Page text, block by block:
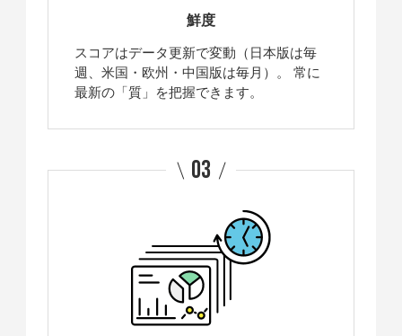
鮮度
スコアはデータ更新で変動（日本版は毎
週、米国・欧州・中国版は毎月）。 常に
最新の「質」を把握できます。
03